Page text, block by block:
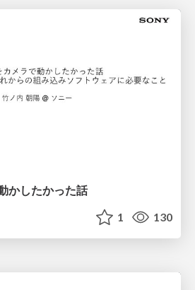
かしたかった話
1 130